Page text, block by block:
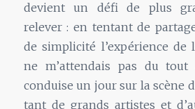
devient un défi de plus
relever : en tentant de
de simplicité l’expérience de
ne m’attendais pas du tout
conduise un jour sur la scène
tant de grands artistes et